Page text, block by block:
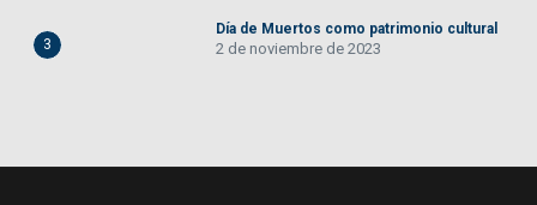
3
Día de Muertos como patrimonio cultural
2 de noviembre de 2023